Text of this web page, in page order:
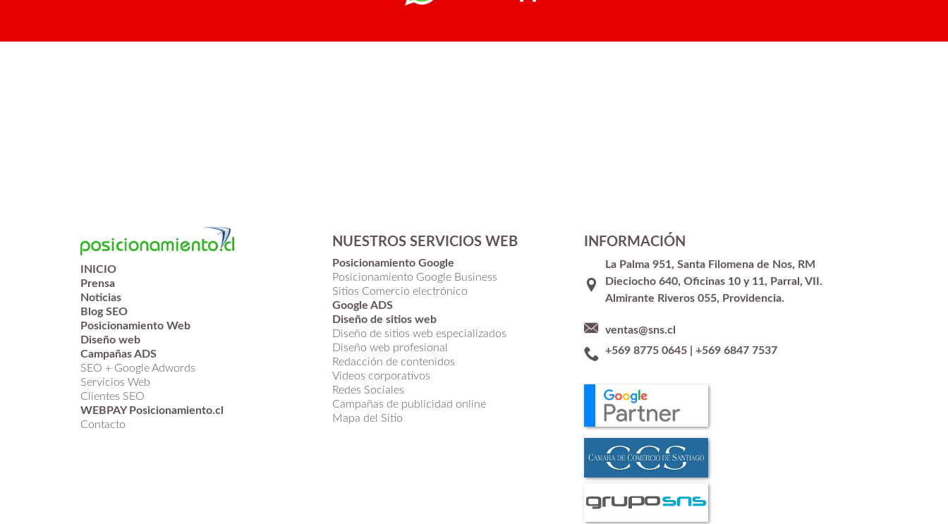
INICIO
Prensa
Noticias
Blog SEO
Posicionamiento Web
Diseño web
Campañas ADS
SEO + Google Adwords
Servicios Web
Clientes SEO
WEBPAY Posicionamiento.cl
Contacto
NUESTROS SERVICIOS WEB
Posicionamiento Google
Posicionamiento Google Business
Sitios Comercio electrónico
Google ADS
Diseño de sitios web
Diseño de sitios web especializados
Diseño web profesional
Redacción de contenidos
Videos corporativos
Redes Sociales
Campañas de publicidad online
Mapa del Sitio
INFORMACIÓN
La Palma 951, Santa Filomena de Nos, RM
Dieciocho 640, Oficinas 10 y 11, Parral, VII.
Almirante Riveros 055, Providencia.
ventas@sns.cl
+569 8775 0645 |+569 6847 7537